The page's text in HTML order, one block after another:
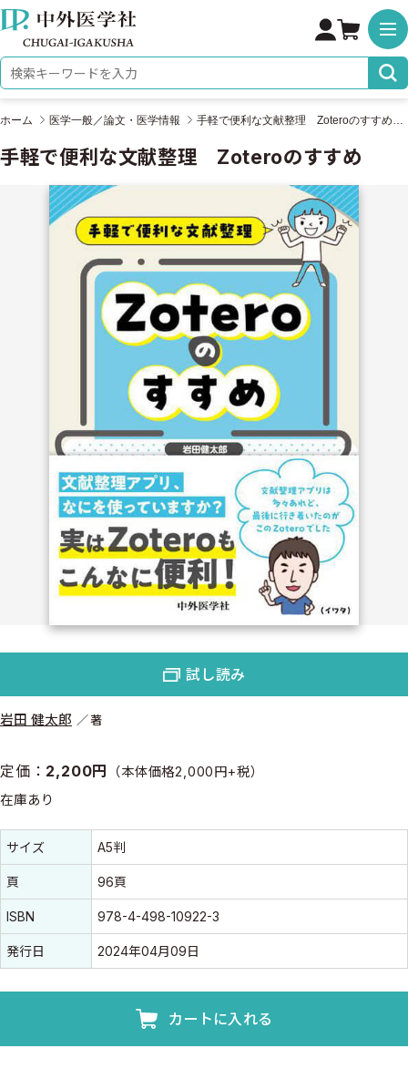
株式会社 中外医学社
検索キーワード
ホーム 医学一般／論文・医学情報
手軽で便利な文献整理 Zoteroのすすめ
岩田 健太郎 著
定価： 2,200円 （本体価格2,000円+税）
在庫あり
書誌情報
書誌情報
サイズ A5判
頁 96頁
ISBN 978-4-498-10922-3
発行日 2024年04月09日
カートに入れる
試し読み